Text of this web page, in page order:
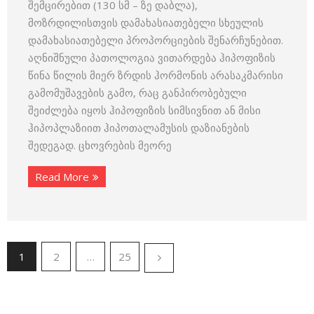
შემცირებით (130 სმ – ზე დაბლა),
მოზრდილისთვის დამახასიათებელი სხეულის
დამახასიათებელი პროპორციების შენარჩუნებით.
აღნიშნული პათოლოგია ვითარდება ჰიპოფიზის
წინა წილის მიერ ზრდის ჰორმონის არასაკმარისი
გამომუშავების გამო, რაც განპირობებული
შეიძლება იყოს ჰიპოფიზის სიმსივნით ან მისი
ჰიპოპლაზიით ჰიპოთალამუსის დაზიანების
შედეგად. ცხოვრების მეორე
Read More
1 2 … 25